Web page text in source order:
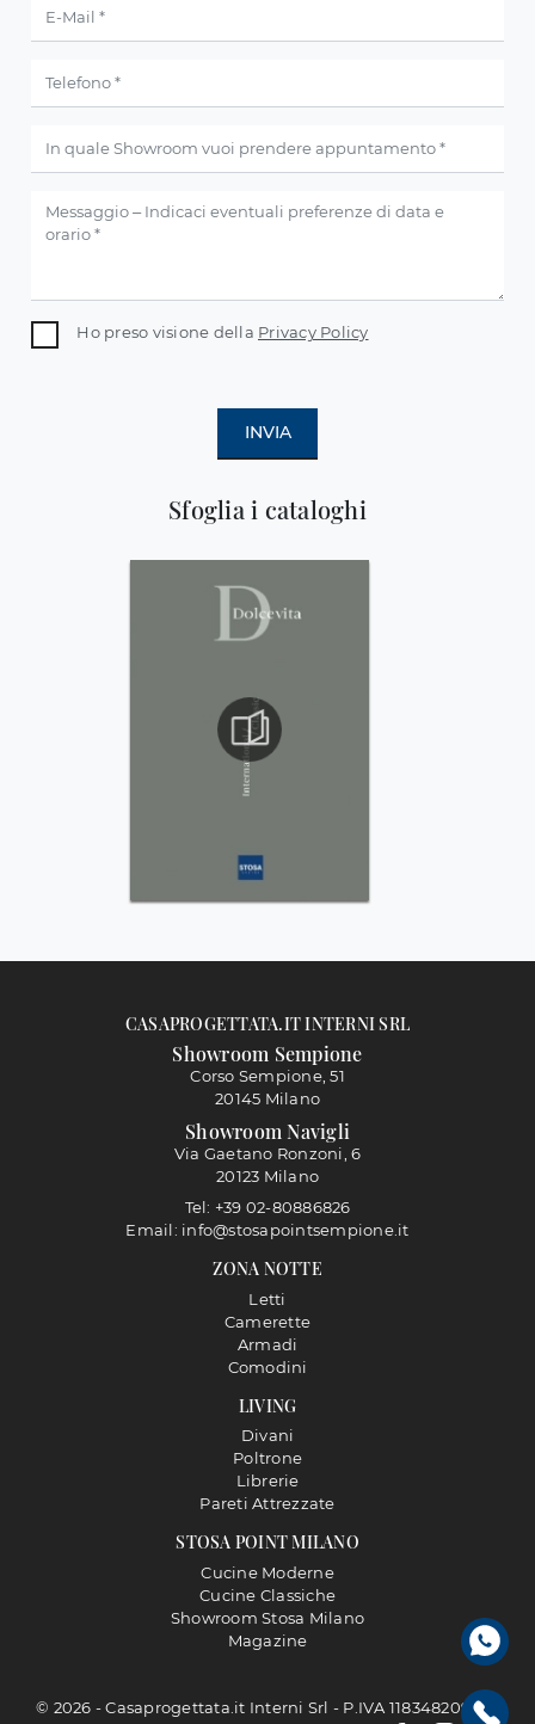
Sfoglia i cataloghi
Ho preso visione della Privacy Policy
INVIA
STOSA POINT MILANO
Cucine Moderne
Cucine Classiche
Showroom Stosa Milano
Magazine
LIVING
Divani
Poltrone
Librerie
Pareti Attrezzate
ZONA NOTTE
Letti
Camerette
Armadi
Comodini
CASAPROGETTATA.IT INTERNI SRL
Showroom Sempione
Corso Sempione, 51
20145 Milano
Showroom Navigli
Via Gaetano Ronzoni, 6
20123 Milano
Tel: +39 02-80886826
Email: info@stosapointsempione.it
© 2026 - Casaprogettata.it Interni Srl - P.IVA 11834820968 |